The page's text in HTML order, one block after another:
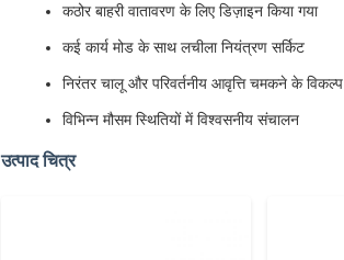
कठोर बाहरी वातावरण के लिए डिज़ाइन किया गया
कई कार्य मोड के साथ लचीला नियंत्रण सर्किट
निरंतर चालू और परिवर्तनीय आवृत्ति चमकने के विकल्प
विभिन्न मौसम स्थितियों में विश्वसनीय संचालन
उत्पाद चित्र